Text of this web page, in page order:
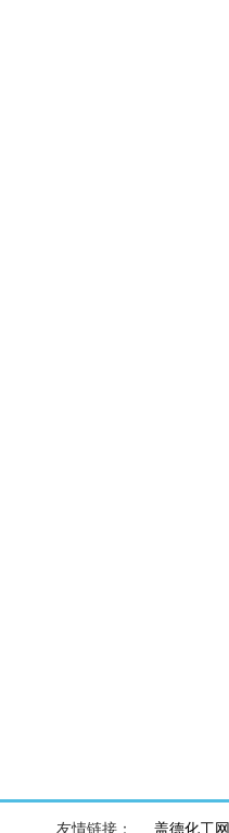
友情链接： 盖德化工网